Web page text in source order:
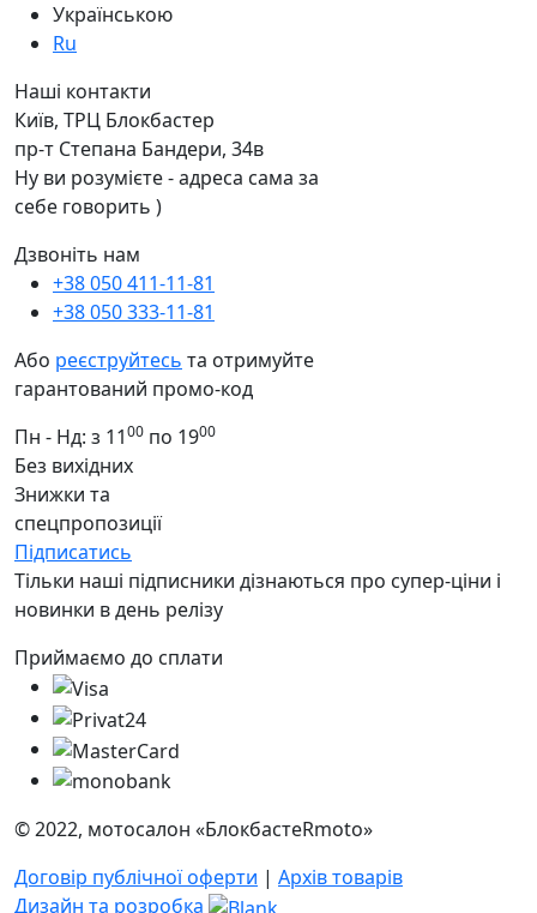
Українською
Ru
Наші контакти
Київ, ТРЦ Блокбастер
пр-т Степана Бандери, 34в
Ну ви розумієте - адреса сама за
себе говорить )
Дзвоніть нам
+38 050 411-11-81
+38 050 333-11-81
Або реєструйтесь та отримуйте
гарантований промо-код
Пн - Нд: з 1100 по 1900
Без вихідних
Знижки та
спецпропозиції
Підписатись
Тільки наші підписники дізнаються про супер-ціни і
новинки в день релізу
Приймаємо до сплати
© 2022, мотосалон «БлокбастеRmoto»
Договір публічної оферти | Архів товарів
Дизайн та розробка